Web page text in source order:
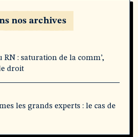
nos archives
: saturation de la comm’,
droit
les grands experts : le cas de